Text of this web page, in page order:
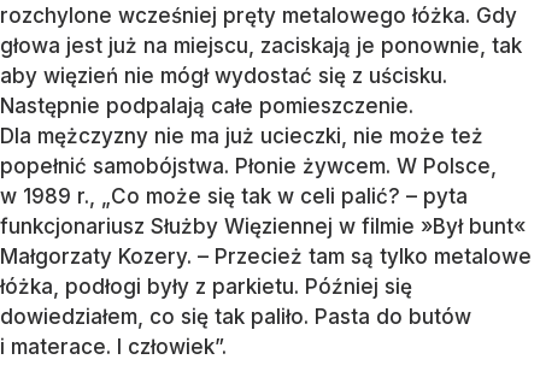
rozchylone wcześniej pręty metalowego łóżka. Gdy
głowa jest już na miejscu, zaciskają je ponownie, tak
aby więzień nie mógł wydostać się z uścisku.
Następnie podpalają całe pomieszczenie.
Dla mężczyzny nie ma już ucieczki, nie może też
popełnić samobójstwa. Płonie żywcem. W Polsce,
w 1989 r., „Co może się tak w celi palić? – pyta
funkcjonariusz Służby Więziennej w filmie »Był bunt«
Małgorzaty Kozery. – Przecież tam są tylko metalowe
łóżka, podłogi były z parkietu. Później się
dowiedziałem, co się tak paliło. Pasta do butów
i materace. I człowiek”.